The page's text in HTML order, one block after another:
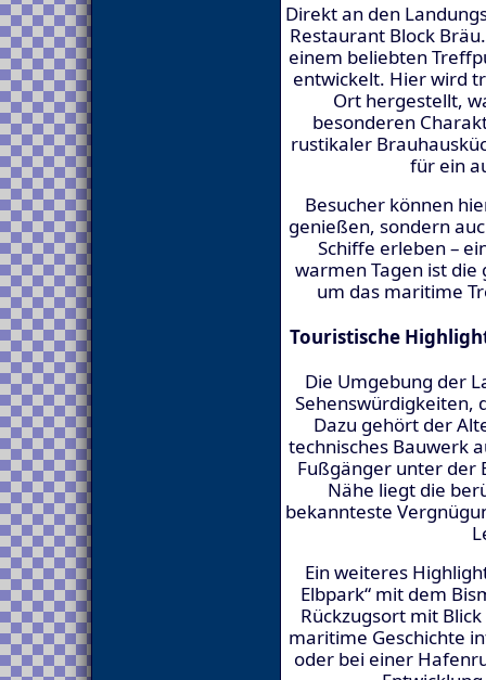
Direkt an den
Restaurant Block
einem beliebten
entwickelt. Hier wird
Ort hergestellt,
besonderen
rustikaler
für ein
Besucher können
genießen, sondern
Schiffe erleben –
warmen Tagen ist
um das maritime
Touristische
Die Umgebung der
Sehenswürdigkeiten,
Dazu gehört der
technisches Bauwerk
Fußgänger unter der
Nähe liegt die
bekannteste
Ein weiteres
Elbpark“ mit dem
Rückzugsort mit
maritime Geschichte
oder bei einer